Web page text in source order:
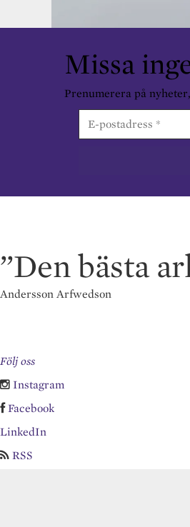
Missa
Prenumerera på
”Den bästa
Andersson Arfwedson
Följ oss
Instagram
Facebook
LinkedIn
RSS